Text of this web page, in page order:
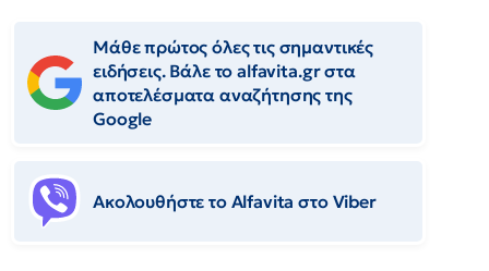
Μάθε πρώτος όλες τις σημαντικές
ειδήσεις. Βάλε το alfavita.gr στα
αποτελέσματα αναζήτησης της
Google
Ακολουθήστε το Αlfavita στο Viber